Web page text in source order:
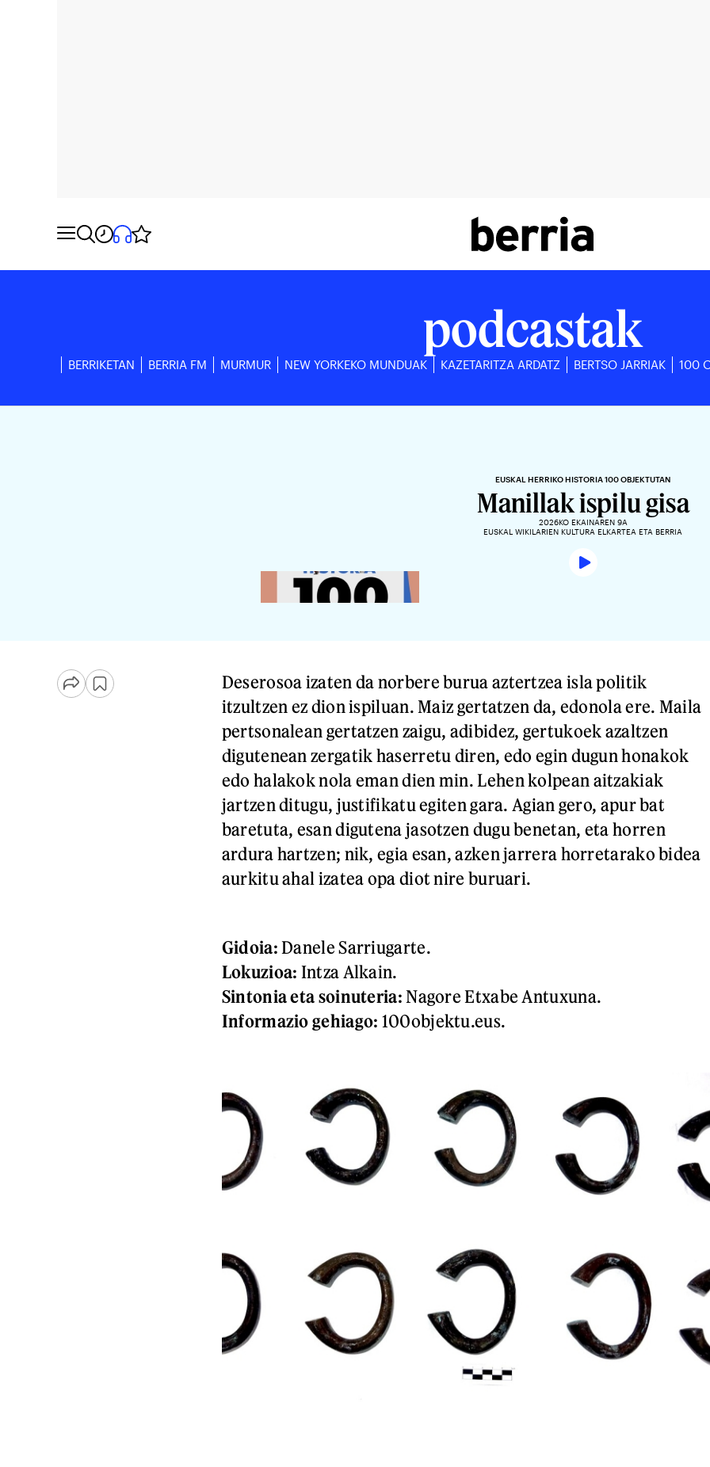
podcastak
BERRIKETAN BERRIA FM MURMUR NEW YORKEKO MUNDUAK KAZETARITZA ARDATZ BERTSO JARRIAK 100
EUSKAL HERRIKO HISTORIA 100 OBJEKTUTAN
Manillak ispilu gisa
2026KO EKAINAREN 9A
EUSKAL WIKILARIEN KULTURA ELKARTEA ETA BERRIA
Deserosoa izaten da norbere burua aztertzea isla politik
itzultzen ez dion ispiluan. Maiz gertatzen da, edonola ere. Maila
pertsonalean gertatzen zaigu, adibidez, gertukoek azaltzen
digutenean zergatik haserretu diren, edo egin dugun honakok
edo halakok nola eman dien min. Lehen kolpean aitzakiak
jartzen ditugu, justifikatu egiten gara. Agian gero, apur bat
baretuta, esan digutena jasotzen dugu benetan, eta horren
ardura hartzen; nik, egia esan, azken jarrera horretarako bidea
aurkitu ahal izatea opa diot nire buruari.
Gidoia: Danele Sarriugarte.
Lokuzioa: Intza Alkain.
Sintonia eta soinuteria: Nagore Etxabe Antuxuna.
Informazio gehiago: 100objektu.eus.